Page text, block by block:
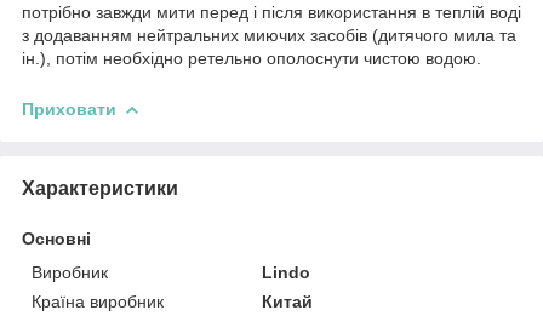
потрібно завжди мити перед і після використання в теплій воді
з додаванням нейтральних миючих засобів (дитячого мила та
ін.), потім необхідно ретельно ополоснути чистою водою.
Приховати
Характеристики
Основні
Виробник
Lindo
Країна виробник
Китай